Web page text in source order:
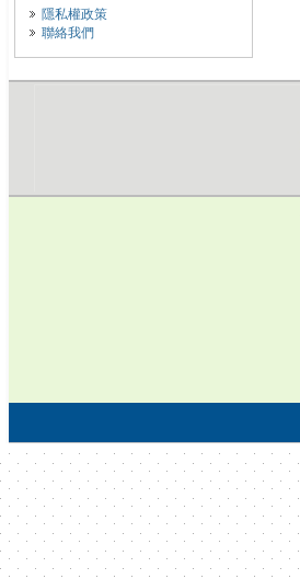
隱私權政策
聯絡我們